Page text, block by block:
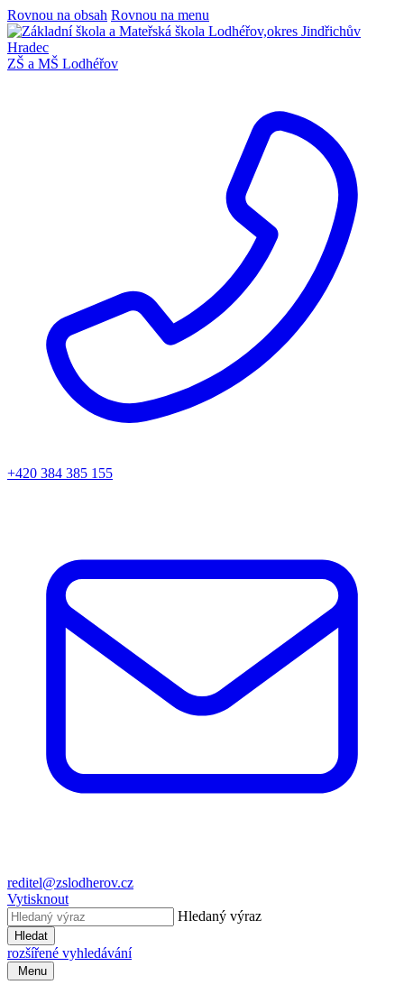
Rovnou na obsah Rovnou na menu
ZŠ a MŠ Lodhéřov
+420 384 385 155
reditel@zslodherov.cz
Vytisknout
Hledaný výraz
Hledat
rozšířené vyhledávání
Menu